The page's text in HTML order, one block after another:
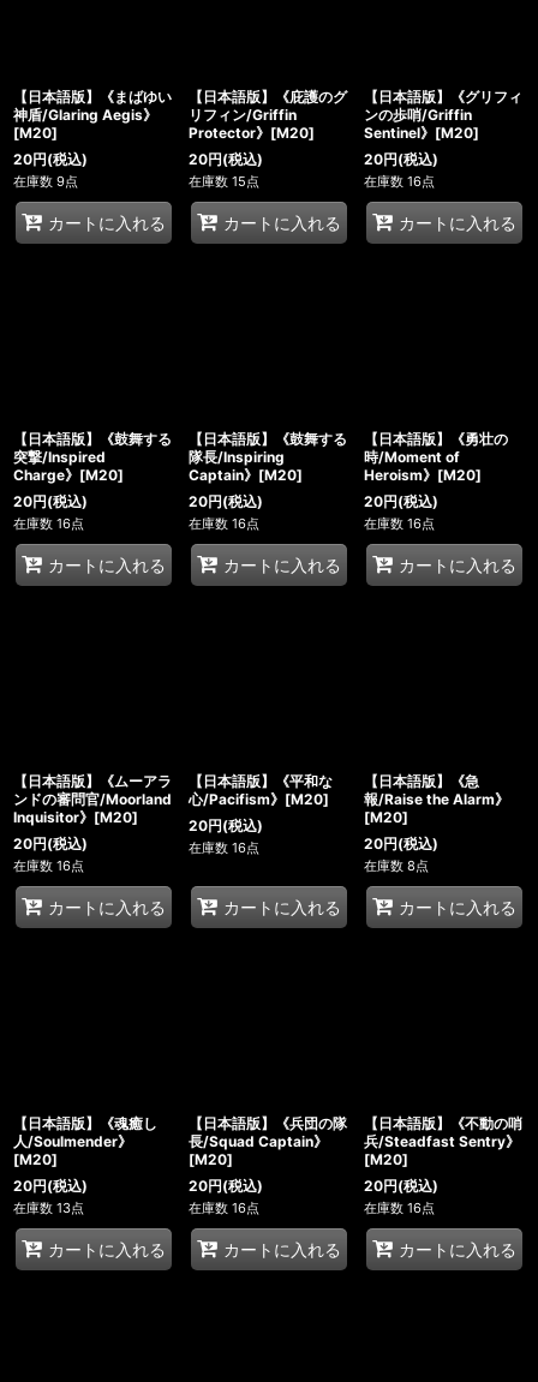
【日本語版】《まばゆい
神盾/Glaring Aegis》
[M20]
20円(税込)
在庫数 9点
カートに入れる
【日本語版】《庇護のグ
リフィン/Griffin
Protector》[M20]
20円(税込)
在庫数 15点
カートに入れる
【日本語版】《グリフィ
ンの歩哨/Griffin
Sentinel》[M20]
20円(税込)
在庫数 16点
カートに入れる
【日本語版】《鼓舞する
突撃/Inspired
Charge》[M20]
20円(税込)
在庫数 16点
カートに入れる
【日本語版】《鼓舞する
隊長/Inspiring
Captain》[M20]
20円(税込)
在庫数 16点
カートに入れる
【日本語版】《勇壮の
時/Moment of
Heroism》[M20]
20円(税込)
在庫数 16点
カートに入れる
【日本語版】《ムーアラ
ンドの審問官/Moorland
Inquisitor》[M20]
20円(税込)
在庫数 16点
カートに入れる
【日本語版】《平和な
心/Pacifism》[M20]
20円(税込)
在庫数 16点
カートに入れる
【日本語版】《急
報/Raise the Alarm》
[M20]
20円(税込)
在庫数 8点
カートに入れる
【日本語版】《魂癒し
人/Soulmender》
[M20]
20円(税込)
在庫数 13点
カートに入れる
【日本語版】《兵団の隊
長/Squad Captain》
[M20]
20円(税込)
在庫数 16点
カートに入れる
【日本語版】《不動の哨
兵/Steadfast Sentry》
[M20]
20円(税込)
在庫数 16点
カートに入れる